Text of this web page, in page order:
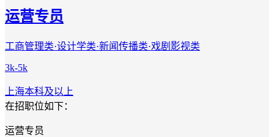
运营专员
工商管理类·设计学类·新闻传播类·戏剧影视类
3k-5k
上海本科及以上
在招职位如下：
运营专员